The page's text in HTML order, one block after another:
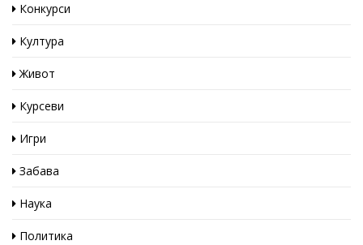
Конкурси
Култура
Живот
Курсеви
Игри
Забава
Наука
Политика